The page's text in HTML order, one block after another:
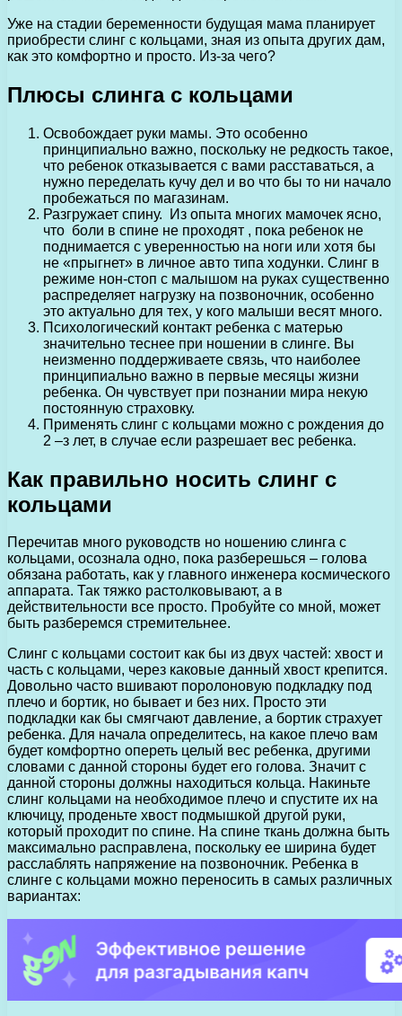
Уже на стадии беременности будущая мама планирует
приобрести слинг с кольцами, зная из опыта других дам,
как это комфортно и просто. Из-за чего?
Плюсы слинга с кольцами
Освобождает руки мамы. Это особенно
принципиально важно, поскольку не редкость такое,
что ребенок отказывается с вами расставаться, а
нужно переделать кучу дел и во что бы то ни начало
пробежаться по магазинам.
Разгружает спину. Из опыта многих мамочек ясно,
что боли в спине не проходят , пока ребенок не
поднимается с уверенностью на ноги или хотя бы
не «прыгнет» в личное авто типа ходунки. Слинг в
режиме нон-стоп с малышом на руках существенно
распределяет нагрузку на позвоночник, особенно
это актуально для тех, у кого малыши весят много.
Психологический контакт ребенка с матерью
значительно теснее при ношении в слинге. Вы
неизменно поддерживаете связь, что наиболее
принципиально важно в первые месяцы жизни
ребенка. Он чувствует при познании мира некую
постоянную страховку.
Применять слинг с кольцами можно с рождения до
2 –з лет, в случае если разрешает вес ребенка.
Как правильно носить слинг с
кольцами
Перечитав много руководств но ношению слинга с
кольцами, осознала одно, пока разберешься – голова
обязана работать, как у главного инженера космического
аппарата. Так тяжко растолковывают, а в
действительности все просто. Пробуйте со мной, может
быть разберемся стремительнее.
Слинг с кольцами состоит как бы из двух частей: хвост и
часть с кольцами, через каковые данный хвост крепится.
Довольно часто вшивают поролоновую подкладку под
плечо и бортик, но бывает и без них. Просто эти
подкладки как бы смягчают давление, а бортик страхует
ребенка. Для начала определитесь, на какое плечо вам
будет комфортно опереть целый вес ребенка, другими
словами с данной стороны будет его голова. Значит с
данной стороны должны находиться кольца. Накиньте
слинг кольцами на необходимое плечо и спустите их на
ключицу, проденьте хвост подмышкой другой руки,
который проходит по спине. На спине ткань должна быть
максимально расправлена, поскольку ее ширина будет
расслаблять напряжение на позвоночник. Ребенка в
слинге с кольцами можно переносить в самых различных
вариантах: